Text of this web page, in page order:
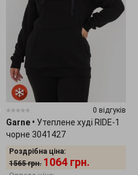
0 відгуків
Garne • Утеплене худі RIDE-1
чорне 3041427
Роздрібна ціна:
1565 грн. 1064 грн.